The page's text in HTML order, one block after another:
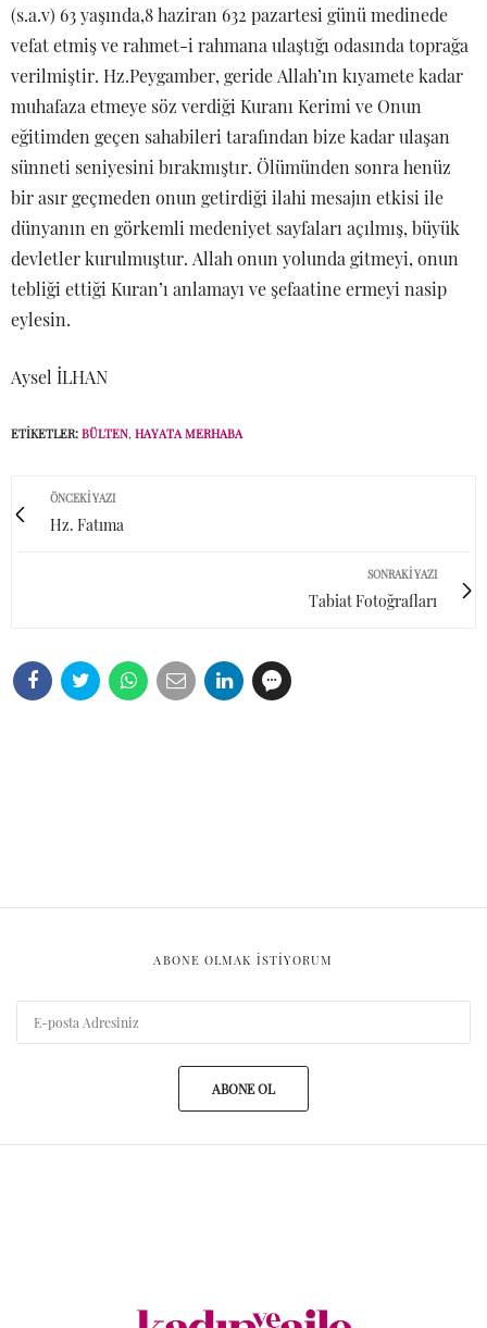
(s.a.v) 63 yaşında,8 haziran 632 pazartesi günü medinede
vefat etmiş ve rahmet-i rahmana ulaştığı odasında toprağa
verilmiştir. Hz.Peygamber, geride Allah’ın kıyamete kadar
muhafaza etmeye söz verdiği Kuranı Kerimi ve Onun
eğitimden geçen sahabileri tarafından bize kadar ulaşan
sünneti seniyesini bırakmıştır. Ölümünden sonra henüz
bir asır geçmeden onun getirdiği ilahi mesajın etkisi ile
dünyanın en görkemli medeniyet sayfaları açılmış, büyük
devletler kurulmuştur. Allah onun yolunda gitmeyi, onun
tebliği ettiği Kuran’ı anlamayı ve şefaatine ermeyi nasip
eylesin.
Aysel İLHAN
ETIKETLER: BÜLTEN, HAYATA MERHABA
ÖNCEKI YAZI
Hz. Fatıma
SONRAKI YAZI
Tabiat Fotoğrafları
ABONE OLMAK ISTIYORUM
ABONE OL